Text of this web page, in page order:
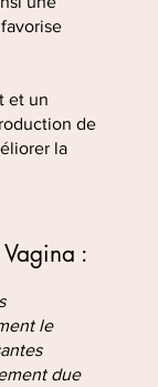
et un
de
la
:
le
due